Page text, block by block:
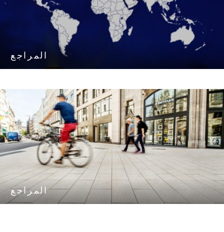
المراجع
المراجع
المراجع
المراجع